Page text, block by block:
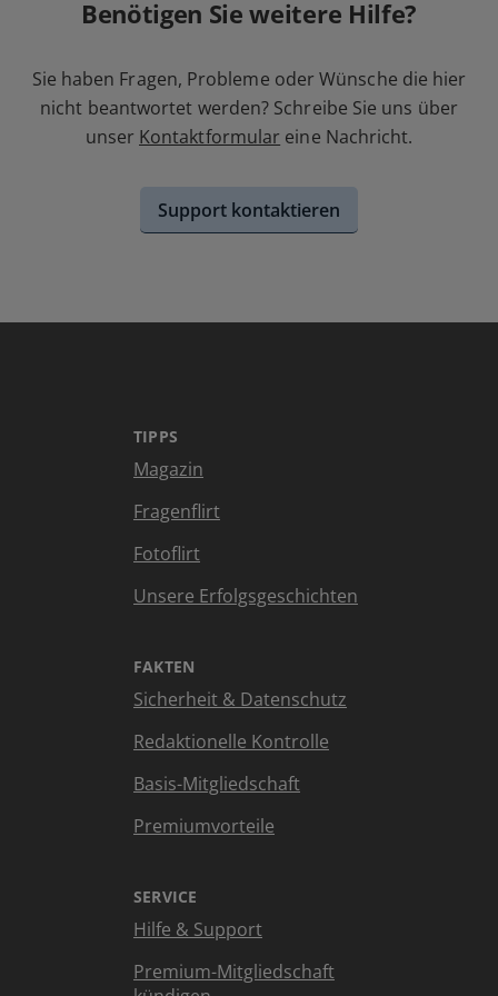
Benötigen Sie weitere Hilfe?
Sie haben Fragen, Probleme oder Wünsche die hier
nicht beantwortet werden? Schreibe Sie uns über
unser Kontaktformular eine Nachricht.
Support kontaktieren
TIPPS
Magazin
Fragenflirt
Fotoflirt
Unsere Erfolgsgeschichten
FAKTEN
Sicherheit & Datenschutz
Redaktionelle Kontrolle
Basis-Mitgliedschaft
Premiumvorteile
SERVICE
Hilfe & Support
Premium-Mitgliedschaft